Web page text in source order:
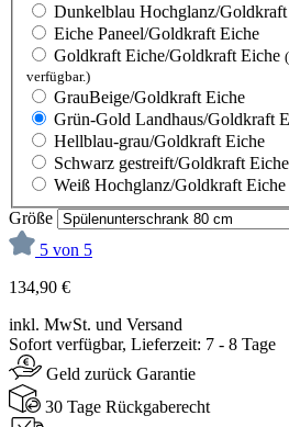
Dunkelblau Hochglanz/
Eiche Paneel/Goldkraft Eiche
Goldkraft Eiche/Goldkraft Eiche
verfügbar.)
GrauBeige/Goldkraft Eiche
Grün-Gold Landhaus/Goldkraft
Hellblau-grau/Goldkraft Eiche
Schwarz gestreift/Goldkraft Eiche
Weiß Hochglanz/Goldkraft Eiche
Größe
5 von 5
134,90 €
inkl. MwSt. und Versand
Sofort verfügbar, Lieferzeit: 7 - 8 Tage
Geld zurück Garantie
30 Tage Rückgaberecht